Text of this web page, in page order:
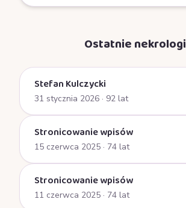
Ostatnie nekrologi
Stefan Kulczycki
31 stycznia 2026 · 92 lat
Stronicowanie wpisów
15 czerwca 2025 · 74 lat
Stronicowanie wpisów
11 czerwca 2025 · 74 lat